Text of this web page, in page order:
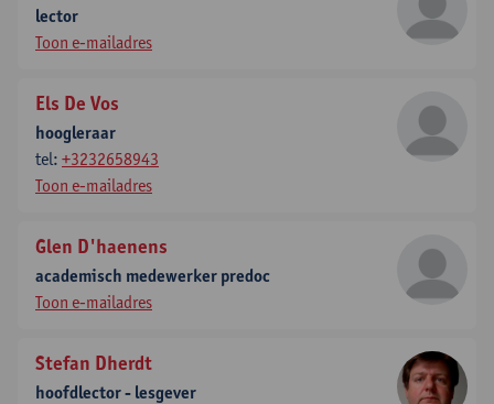
lector
Toon e-mailadres
Els De Vos
hoogleraar
tel: +3232658943
Toon e-mailadres
Glen D'haenens
academisch medewerker predoc
Toon e-mailadres
Stefan Dherdt
hoofdlector - lesgever